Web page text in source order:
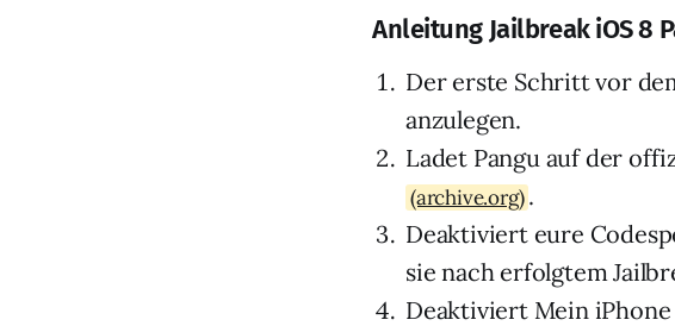
Anleitung Jailbreak iOS 8
Der erste Schritt vor
anzulegen.
Ladet Pangu auf der
(archive.org) .
Deaktiviert eure
sie nach erfolgtem
Deaktiviert Mein